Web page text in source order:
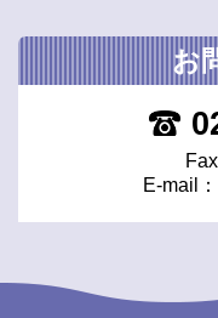
お
E-mail：